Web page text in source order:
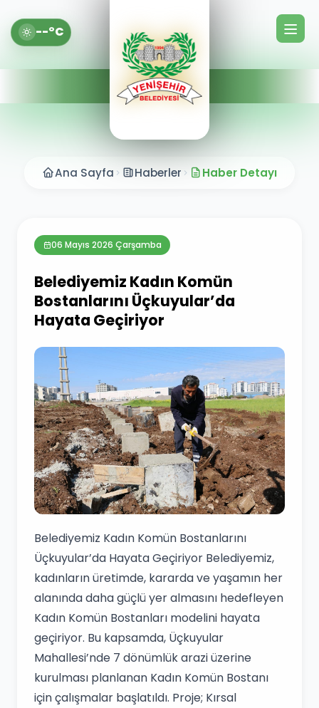
--°C
Ana Sayfa Haberler Haber Detayı
06 Mayıs 2026 Çarşamba
Belediyemiz Kadın Komün
Bostanlarını Üçkuyular’da
Hayata Geçiriyor
Belediyemiz Kadın Komün Bostanlarını
Üçkuyular’da Hayata Geçiriyor Belediyemiz,
kadınların üretimde, kararda ve yaşamın her
alanında daha güçlü yer almasını hedefleyen
Kadın Komün Bostanları modelini hayata
geçiriyor. Bu kapsamda, Üçkuyular
Mahallesi’nde 7 dönümlük arazi üzerine
kurulması planlanan Kadın Komün Bostanı
için çalışmalar başlatıldı. Proje; Kırsal